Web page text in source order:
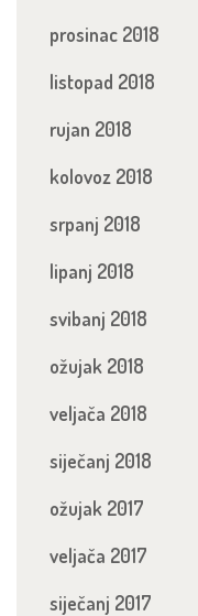
prosinac 2018
listopad 2018
rujan 2018
kolovoz 2018
srpanj 2018
lipanj 2018
svibanj 2018
ožujak 2018
veljača 2018
siječanj 2018
ožujak 2017
veljača 2017
siječanj 2017